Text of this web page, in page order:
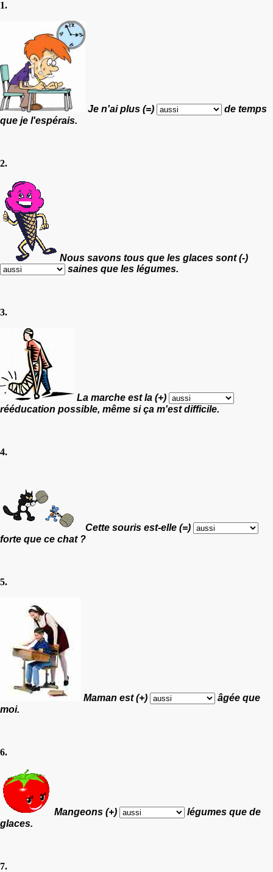
1.
Je n'ai plus (=)
de temps
que je l'espérais.
2.
Nous savons tous que les glaces sont (-)
saines que les légumes.
3.
La marche est la (+)
rééducation possible, même si ça m'est difficile.
4.
Cette souris est-elle (=)
forte que ce chat ?
5.
Maman est (+)
âgée que
moi.
6.
Mangeons (+)
légumes que de
glaces.
7.